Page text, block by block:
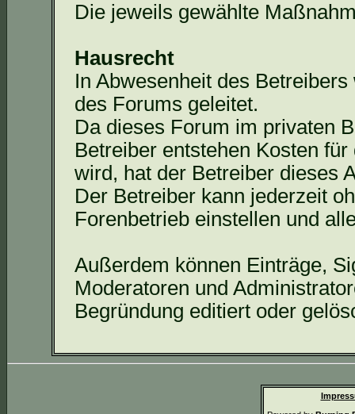
Die jeweils gewählte
Hausrecht
In Abwesenheit des
des Forums geleitet.
Da dieses Forum im privaten
Betreiber entstehen Kosten
wird, hat der Betreiber dieses
Der Betreiber kann jederzeit
Forenbetrieb einstellen und
Außerdem können Einträge,
Moderatoren und
Begründung editiert oder